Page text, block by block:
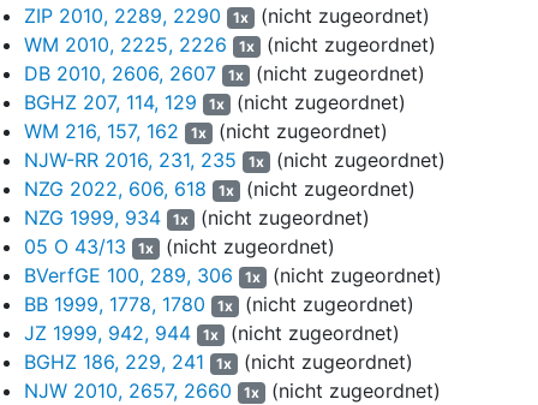
(6) Bei der Ableitung der EBITDA-Marge bleibe unklar, warum die
Gesellschaft gerade nicht hinter den Markterwartungen
zurückbleibe, zumal sich aus anderen Quellen höhere EBITDA-
Margen der Taiyo Nissan K.K. ergäben. Dem Rückgang der
adjustierten operativen Marge in der Division Gase von 30,5% im
Jahr 2018 auf 30% im Folgejahr fehle die Plausibilität angesichts
der nicht gegebenen Nachvollziehbarkeit eines Abzugs von € 121
Mio. Angesichts des starken Anstiegs der Beschäftigung müsse
in der Division Engineering mit einem deutlichen Anwachsen der
Margen auf über 10% gerechnet werden. Dem Planansatz fehle
auch deshalb die Plausibilität, wenn sich der Abstand zwischen
der L… AG und dem am oberen Rand der Bandbreite
angesiedelten A… P… & C… Vergleichsunternehmen trotz der
Fusion mit P…, Inc. und der damit verbundenen Aufgabe
margenschwächerer Geschäftsbereiche beispielsweise in
ZIP 2010, 2289, 2290
1x (nicht zugeordnet)
WM 2010, 2225, 2226
1x (nicht zugeordnet)
DB 2010, 2606, 2607
1x (nicht zugeordnet)
BGHZ 207, 114, 129
1x (nicht zugeordnet)
WM 216, 157, 162
1x (nicht zugeordnet)
NJW-RR 2016, 231, 235
1x (nicht zugeordnet)
NZG 2022, 606, 618
1x (nicht zugeordnet)
NZG 1999, 934
1x (nicht zugeordnet)
05 O 43/13
1x (nicht zugeordnet)
BVerfGE 100, 289, 306
1x (nicht zugeordnet)
BB 1999, 1778, 1780
1x (nicht zugeordnet)
JZ 1999, 942, 944
1x (nicht zugeordnet)
BGHZ 186, 229, 241
1x (nicht zugeordnet)
NJW 2010, 2657, 2660
1x (nicht zugeordnet)